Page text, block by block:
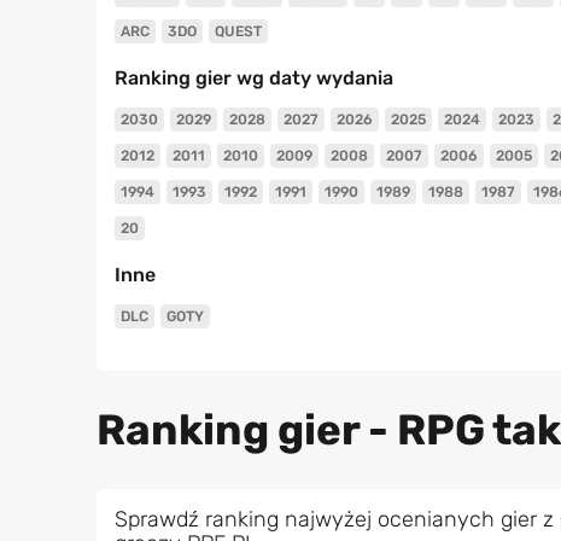
ARC 3DO QUEST
Ranking gier wg daty wydania
2030 2029 2028 2027 2026 2025 2024 2023
2012 2011 2010 2009 2008 2007 2006 2005
1994 1993 1992 1991 1990 1989 1988 1987
20
Inne
DLC GOTY
Ranking gier - RPG
Sprawdź ranking najwyżej ocenianych gier